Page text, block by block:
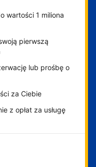
wartości 1 miliona
pierwszą
lub prośbę o
za Ciebie
z opłat za usługę